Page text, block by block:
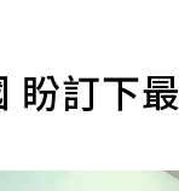
盼訂下